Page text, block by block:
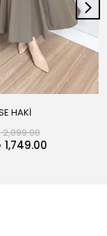
HAKİ
1,749.00